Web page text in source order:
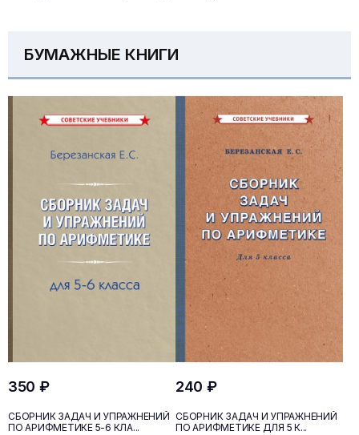
БУМАЖНЫЕ КНИГИ
350 ₽
СБОРНИК ЗАДАЧ И УПРАЖНЕНИЙ
ПО АРИФМЕТИКЕ 5-6 КЛА...
240 ₽
СБОРНИК ЗАДАЧ И УПРАЖНЕНИЙ
ПО АРИФМЕТИКЕ ДЛЯ 5 К...